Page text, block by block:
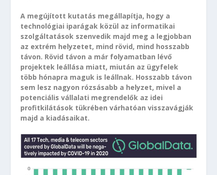
A megújított kutatás megállapítja, hogy a
technológiai iparágak közül az informatikai
szolgáltatások szenvedik majd meg a legjobban
az extrém helyzetet, mind rövid, mind hosszabb
távon. Rövid távon a már folyamatban lévő
projektek leállása miatt, miután az ügyfelek
több hónapra maguk is leállnak. Hosszabb távon
sem lesz nagyon rózsásabb a helyzet, mivel a
potenciális vállalati megrendelők az idei
profitkilátások tükrében várhatóan visszavágják
majd a kiadásaikat.